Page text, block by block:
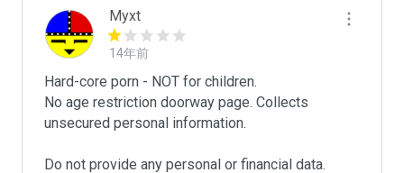
Myxt
14年前
Hard-core porn - NOT for children.
No age restriction doorway page. Collects
unsecured personal information.
Do not provide any personal or financial data.